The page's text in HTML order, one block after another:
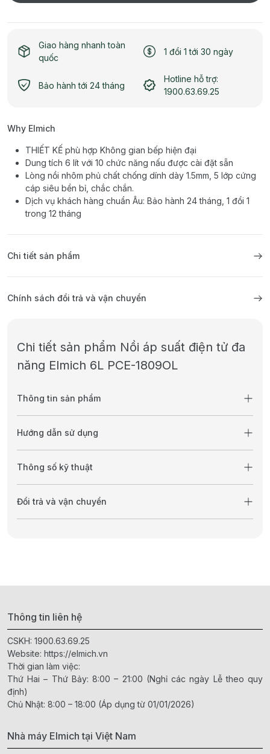
Giao hàng nhanh toàn
quốc
1 đổi 1 tới 30 ngày
Bảo hành tới 24 tháng
Hotline hỗ trợ:
1900.63.69.25
Why Elmich
THIẾT KẾ phù hợp Không gian bếp hiện đại
Dung tích 6 lít với 10 chức năng nấu được cài đặt sẵn
Lòng nồi nhôm phủ chất chống dính dày 1.5mm, 5 lớp cứng
cáp siêu bền bỉ, chắc chắn.
Dịch vụ khách hàng chuẩn Âu: Bảo hành 24 tháng, 1 đổi 1
trong 12 tháng
Chi tiết sản phẩm
Chính sách đổi trả và vận chuyển
Chi tiết sản phẩm Nồi áp suất điện tử đa
năng Elmich 6L PCE-1809OL
Thông tin sản phẩm
Hướng dẫn sử dụng
Thông số kỹ thuật
Đổi trả và vận chuyển
Thông tin liên hệ
CSKH: 1900.63.69.25
Website: https://elmich.vn
Thời gian làm việc:
Thứ Hai – Thứ Bảy: 8:00 – 21:00 (Nghỉ các ngày Lễ theo quy
định)
Chủ Nhật: 8:00 – 18:00 (Áp dụng từ 01/01/2026)
Nhà máy Elmich tại Việt Nam